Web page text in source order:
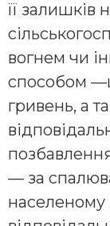
її залишків
вогнем чи
способом
гривень, а
— за
населеному